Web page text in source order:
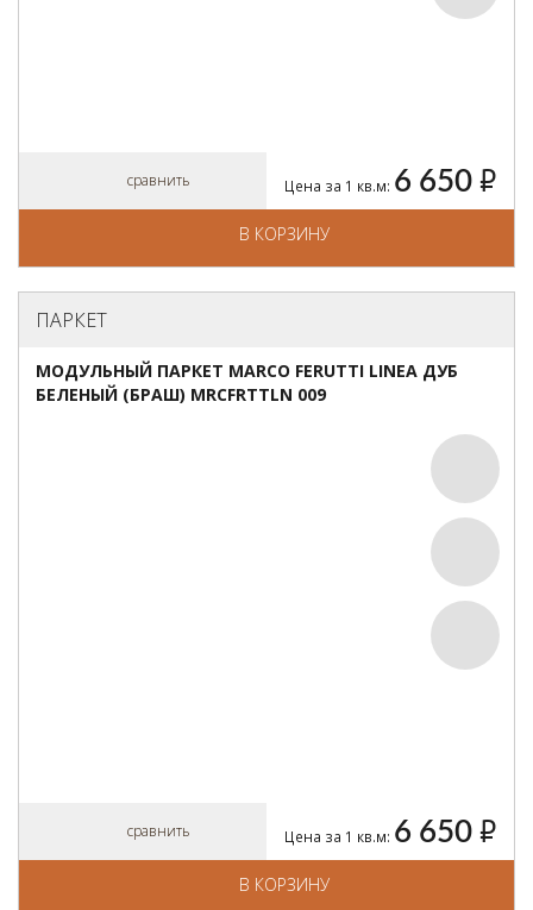
сравнить Цена за 1 кв.м: 6 650 руб.
В КОРЗИНУ
ПАРКЕТ
МОДУЛЬНЫЙ ПАРКЕТ MARCO FERUTTI LINEA ДУБ
БЕЛЕНЫЙ (БРАШ) MRCFRTTLN 009
сравнить Цена за 1 кв.м: 6 650 руб.
В КОРЗИНУ